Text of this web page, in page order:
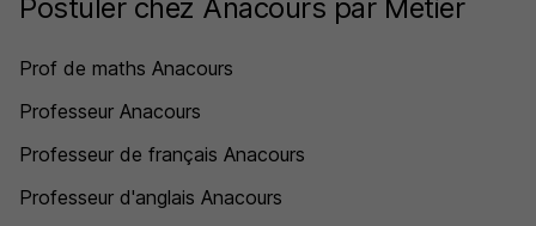
Postuler chez Anacours par Métier
Prof de maths Anacours
Professeur Anacours
Professeur de français Anacours
Professeur d'anglais Anacours